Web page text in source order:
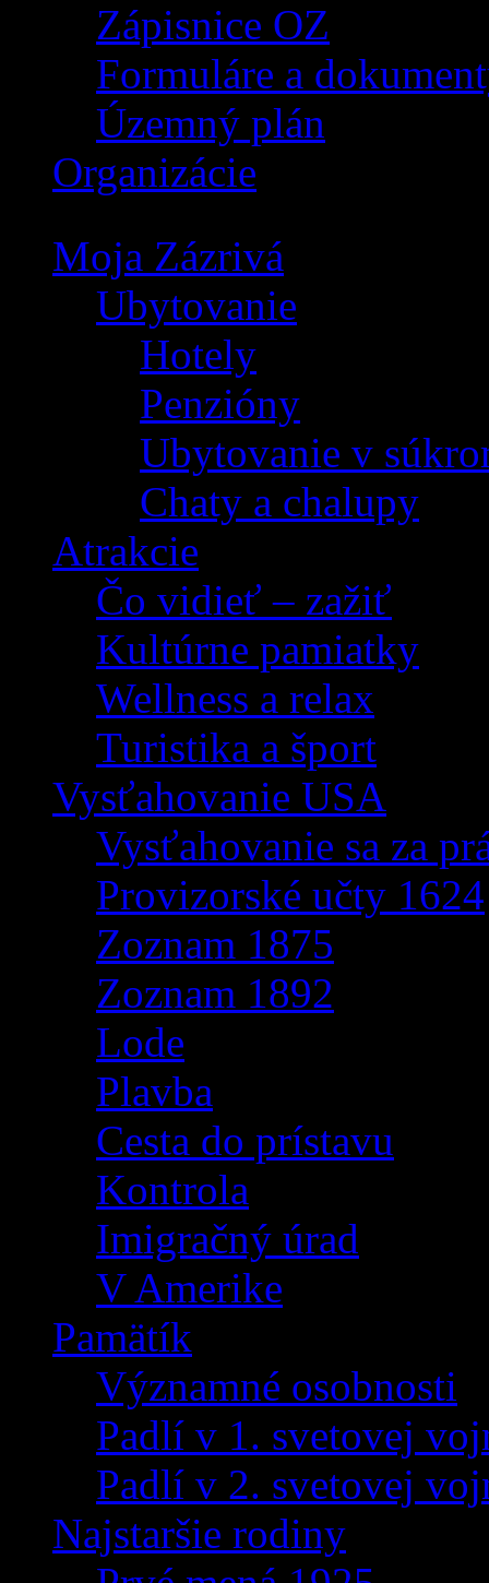
Zápisnice OZ
Formuláre a
Územný plán
Organizácie
Moja Zázrivá
Ubytovanie
Hotely
Penzióny
Ubytovanie v
Chaty a chalupy
Atrakcie
Čo vidieť – zažiť
Kultúrne pamiatky
Wellness a relax
Turistika a šport
Vysťahovanie USA
Vysťahovanie sa za
Provizorské učty 1624
Zoznam 1875
Zoznam 1892
Lode
Plavba
Cesta do prístavu
Kontrola
Imigračný úrad
V Amerike
Pamätík
Významné osobnosti
Padlí v 1. svetovej
Padlí v 2. svetovej
Najstaršie rodiny